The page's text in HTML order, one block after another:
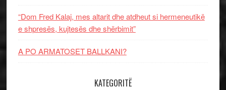
“Dom Fred Kalaj, mes altarit dhe atdheut si hermeneutikë
e shpresës, kujtesës dhe shërbimit”
A PO ARMATOSET BALLKANI?
KATEGORITË